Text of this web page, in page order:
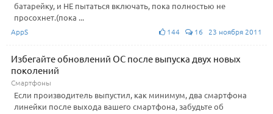
батарейку, и НЕ пытаться включать, пока полностью не
просохнет.(пока ...
AppS 144 16 23 ноября 2011
Избегайте обновлений ОС после выпуска двух новых
поколений
Смартфоны
Если производитель выпустил, как минимум, два смартфона
линейки после выхода вашего смартфона, забудьте об